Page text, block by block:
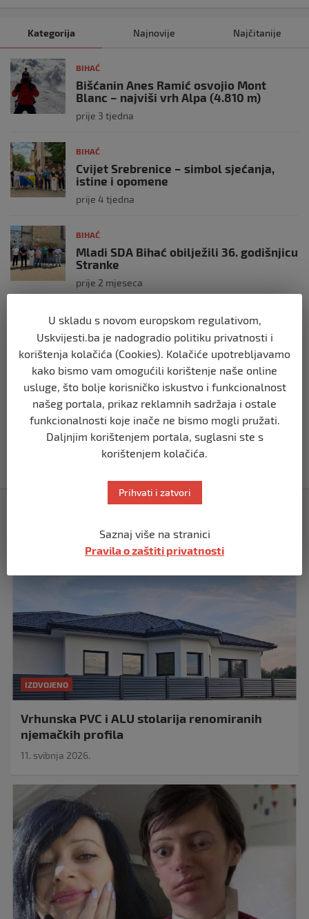
Kategorija Najnovije Najčitanije
BIHAĆ
Bišćanin Anes Ramić osvojio Mont
Blanc – najviši vrh Alpa (4.810 m)
prije 3 tjedna
BIHAĆ
Cvijet Srebrenice – simbol sjećanja,
istine i opomene
prije 4 tjedna
BIHAĆ
Mladi SDA Bihać obilježili 36. godišnjicu
Stranke
prije 2 mjeseca
BIHAĆ
SDA Bihać predložila: Porodice sa troje i
više djece mogle bi plaćati 50% manju
komunalnu naknadu
prije 2 mjeseca
RK Zagreb izabrao kompaniju iz Bihaća
za izradu nove službene web stranice
prije 2 mjeseca
IZDVOJENO
Vrhunska PVC i ALU stolarija renomiranih
njemačkih profila
11. svibnja 2026.
U skladu s novom europskom regulativom,
Uskvijesti.ba je nadogradio politiku privatnosti i
korištenja kolačića (Cookies). Kolačiće upotrebljavamo
kako bismo vam omogućili korištenje naše online
usluge, što bolje korisničko iskustvo i funkcionalnost
našeg portala, prikaz reklamnih sadržaja i ostale
funkcionalnosti koje inače ne bismo mogli pružati.
Daljnjim korištenjem portala, suglasni ste s
korištenjem kolačića.
Prihvati i zatvori
Saznaj više na stranici
Pravila o zaštiti privatnosti